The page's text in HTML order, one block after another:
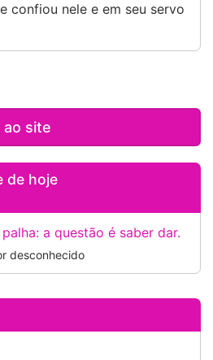
confiou nele e em seu servo
ao site
de hoje
a questão é saber dar.
desconhecido